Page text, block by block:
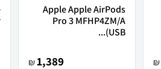
₪
Apple Apple AirPods
Pro 3 MFHP4ZM/A
(USB...
1,389
₪